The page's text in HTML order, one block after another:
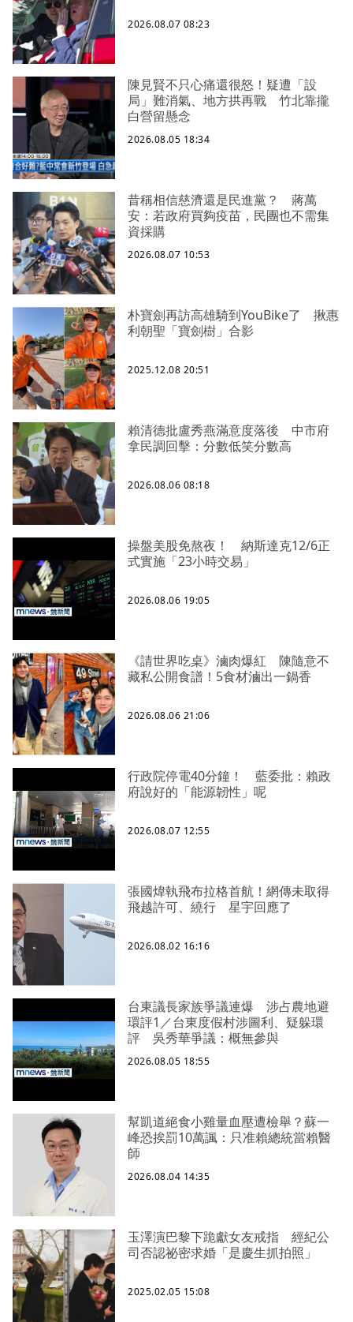
2026.08.07 08:23
陳見賢不只心痛還很怒！疑遭「設
局」難消氣、地方拱再戰 竹北靠攏
白營留懸念
2026.08.05 18:34
昔稱相信慈濟還是民進黨？ 蔣萬
安：若政府買夠疫苗，民團也不需集
資採購
2026.08.07 10:53
朴寶劍再訪高雄騎到YouBike了 揪惠
利朝聖「寶劍樹」合影
2025.12.08 20:51
賴清德批盧秀燕滿意度落後 中市府
拿民調回擊：分數低笑分數高
2026.08.06 08:18
操盤美股免熬夜！ 納斯達克12/6正
式實施「23小時交易」
2026.08.06 19:05
《請世界吃桌》滷肉爆紅 陳隨意不
藏私公開食譜！5食材滷出一鍋香
2026.08.06 21:06
行政院停電40分鐘！ 藍委批：賴政
府說好的「能源韌性」呢
2026.08.07 12:55
張國煒執飛布拉格首航！網傳未取得
飛越許可、繞行 星宇回應了
2026.08.02 16:16
台東議長家族爭議連爆 涉占農地避
環評1／台東度假村涉圖利、疑躲環
評 吳秀華爭議：概無參與
2026.08.05 18:55
幫凱道絕食小雞量血壓遭檢舉？蘇一
峰恐挨罰10萬諷：只准賴總統當賴醫
師
2026.08.04 14:35
玉澤演巴黎下跪獻女友戒指 經紀公
司否認祕密求婚「是慶生抓拍照」
2025.02.05 15:08